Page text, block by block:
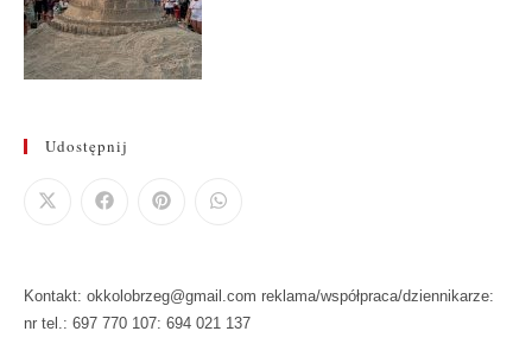
Udostępnij
Kontakt: okkolobrzeg@gmail.com reklama/współpraca/dziennikarze:
nr tel.: 697 770 107: 694 021 137